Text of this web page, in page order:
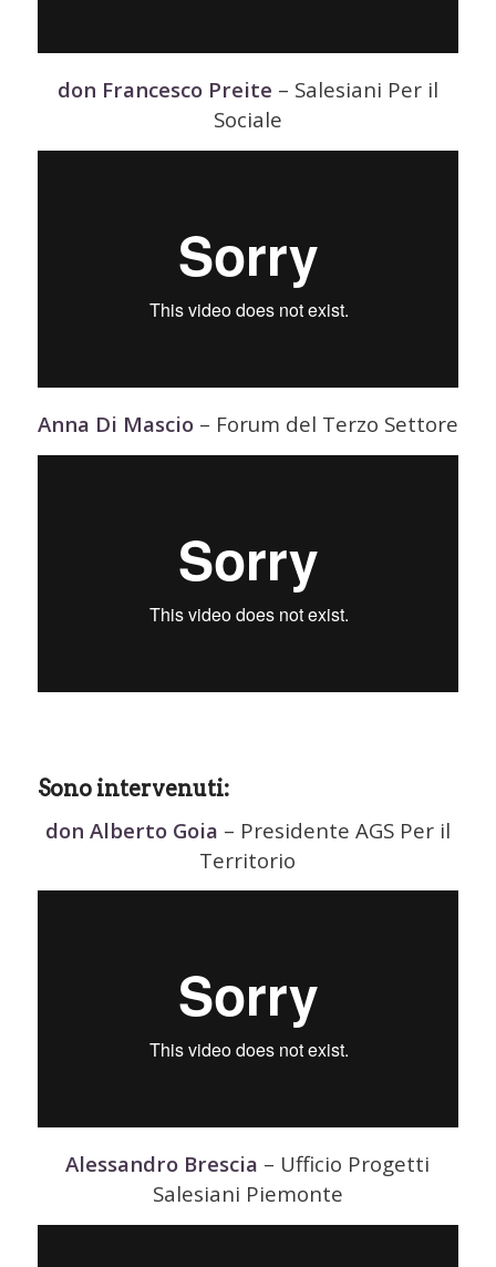
don Francesco Preite – Salesiani Per il
Sociale
Anna Di Mascio– Forum del Terzo Settore
Sono intervenuti:
don Alberto Goia – Presidente AGS Per il
Territorio
Alessandro Brescia – Ufficio Progetti
Salesiani Piemonte